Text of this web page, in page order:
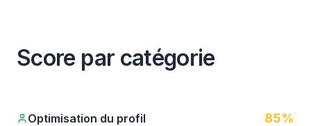
Score par catégorie
Optimisation du profil 85%